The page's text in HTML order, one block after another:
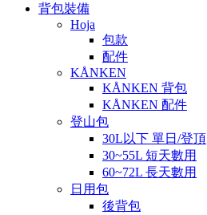
背包裝備
Hoja
包款
配件
KÅNKEN
KÅNKEN 背包
KÅNKEN 配件
登山包
30L以下 單日/登頂
30~55L 短天數用
60~72L 長天數用
日用包
後背包